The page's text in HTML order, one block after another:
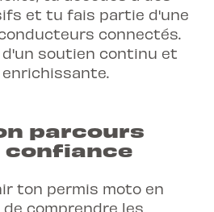
et tu fais partie d'une
connectés.
d'un soutien continu et
parcours
confiance
ton permis moto en
comprendre les